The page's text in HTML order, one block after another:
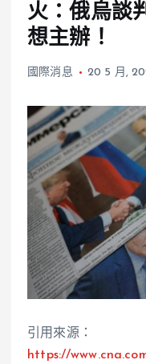
火：俄烏談
想主辦！
國際消息 20 5 月,
引用來源：
https://